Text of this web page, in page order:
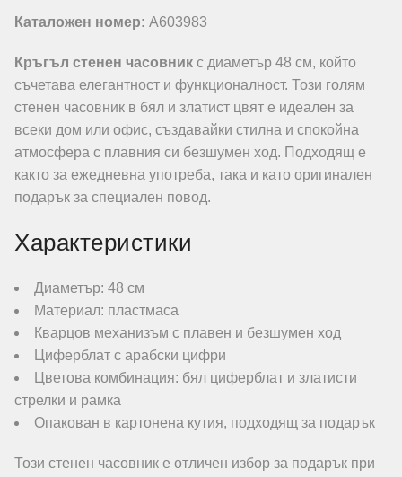
Каталожен номер: A603983
Кръгъл стенен часовник с диаметър 48 см, който
съчетава елегантност и функционалност. Този голям
стенен часовник в бял и златист цвят е идеален за
всеки дом или офис, създавайки стилна и спокойна
атмосфера с плавния си безшумен ход. Подходящ е
както за ежедневна употреба, така и като оригинален
подарък за специален повод.
Характеристики
Диаметър: 48 см
Материал: пластмаса
Кварцов механизъм с плавен и безшумен ход
Циферблат с арабски цифри
Цветова комбинация: бял циферблат и златисти
стрелки и рамка
Опакован в картонена кутия, подходящ за подарък
Този стенен часовник е отличен избор за подарък при